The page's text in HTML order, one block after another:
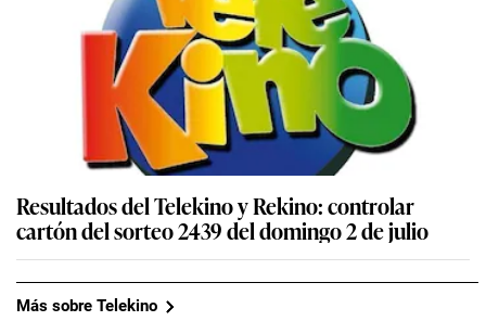
Resultados del Telekino y Rekino: controlar
cartón del sorteo 2439 del domingo 2 de julio
Más sobre Telekino